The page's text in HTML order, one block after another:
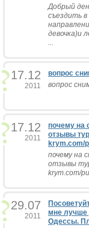
Добрый
съездить
девочка)и
...
17.12
2011
вопрос
вопрос
17.12
2011
почему на
отзывы
krym.com/
почему на
отзывы
krym.com/
29.07
2011
мне лучше
Одессы.